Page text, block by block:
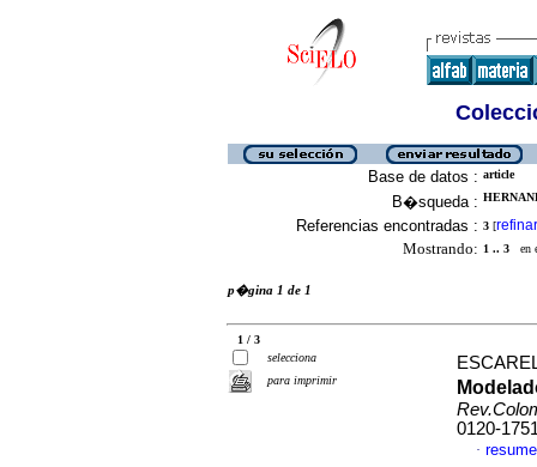
Base de datos : article
B�squeda :
Referencias encontradas : 3 [refinar
Mostrando: 1 .. 3 en
p�gina 1 de 1
1 / 3
selecciona
para imprimir
0120-
·